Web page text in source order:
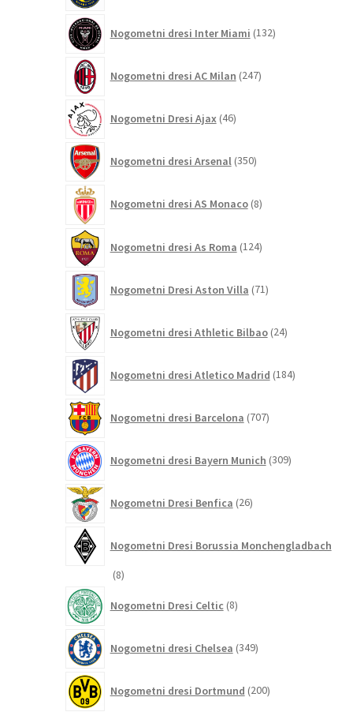
Nogometni dresi Inter Miami 132izdelkov
Nogometni dresi AC Milan 247izdelkov
Nogometni Dresi Ajax 46izdelkov
Nogometni dresi Arsenal 350izdelkov
Nogometni dresi AS Monaco 8izdelkov
Nogometni dresi As Roma 124izdelkov
Nogometni Dresi Aston Villa 71izdelkov
Nogometni dresi Athletic Bilbao 24izdelkov
Nogometni dresi Atletico Madrid 184izdelkov
Nogometni dresi Barcelona 707izdelkov
Nogometni dresi Bayern Munich 309izdelkov
Nogometni Dresi Benfica 26izdelkov
Nogometni Dresi Borussia Monchengladbach
88
Nogometni Dresi Celtic 8izdelkov
Nogometni dresi Chelsea 349izdelkov
Nogometni dresi Dortmund 200izdelkov